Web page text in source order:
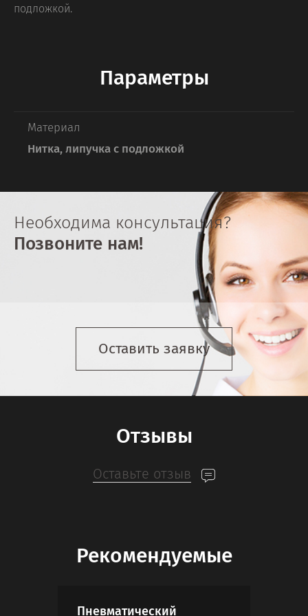
подложкой.
Параметры
Материал
Нитка, липучка с подложкой
Необходима консультация?
Позвоните нам!
Оставить заявку
Отзывы
Оставьте отзыв
Рекомендуемые
Пневматический